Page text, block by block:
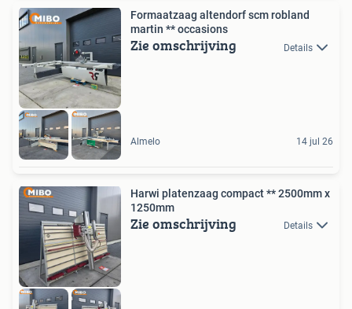
Formaatzaag altendorf scm robland
martin ** occasions
Zie omschrijving Details
Almelo 14 jul 26
Harwi platenzaag compact ** 2500mm x
1250mm
Zie omschrijving Details